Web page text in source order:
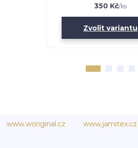
350 Kč/ks
Zvolit variantu
www.woriginal.cz www.jamitex.cz